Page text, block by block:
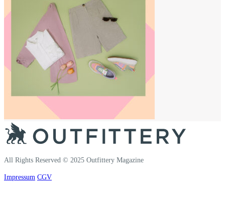
All Rights Reserved © 2025 Outfittery Magazine
Impressum CGV